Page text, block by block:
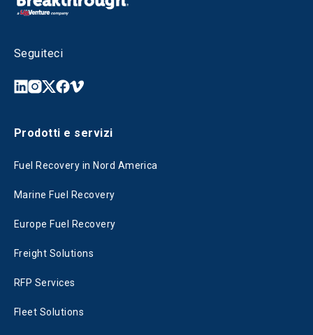
Seguiteci
Prodotti e servizi
Fuel Recovery in Nord America
Marine Fuel Recovery
Europe Fuel Recovery
Freight Solutions
RFP Services
Fleet Solutions